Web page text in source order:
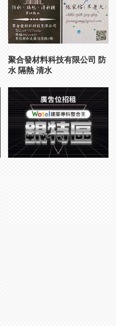
聚合發材料科技有限公司 防
水 隔熱 清水